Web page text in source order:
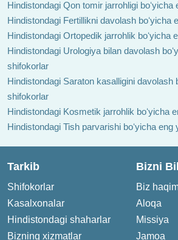
Hindistondagi Qon tomir jarrohligi
Hindistondagi Fertillikni davolash boʻyicha
Hindistondagi Ortopedik jarrohlik boʻyicha
Hindistondagi Urologiya bilan davolash
shifokorlar
Hindistondagi Saraton kasalligini davolash
shifokorlar
Hindistondagi Kosmetik jarrohlik boʻyicha
Hindistondagi Tish parvarishi boʻyicha
Tarkib
Shifokorlar
Kasalxonalar
Hindistondagi shaharlar
Bizning xizmatlar
Bizni
Biz
Aloqa
Missiya
Jamoa